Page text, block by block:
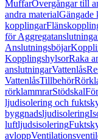
MuffarÖvergångar till
andra materialGängade
kopplingar
för
Anslutningsböjar
KopplingshylsorRaka
anslutningarVattenlås
VattenlåsTillbehör
rörklammrarStödskal
ljudisolering och
byggnadsljudisolering
luftljudsisolering
avlopp